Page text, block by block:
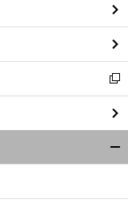
ド
ウ
で
開
く
新
し
い
ウ
ィ
ン
ウ